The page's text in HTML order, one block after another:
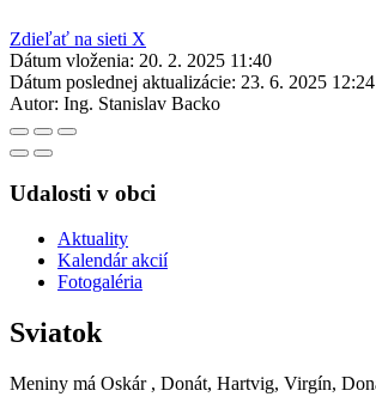
Zdieľať na sieti X
Dátum vloženia: 20. 2. 2025 11:40
Dátum poslednej aktualizácie: 23. 6. 2025 12:24
Autor: Ing. Stanislav Backo
Udalosti v obci
Aktuality
Kalendár akcií
Fotogaléria
Sviatok
Meniny má Oskár , Donát, Hartvig, Virgín,